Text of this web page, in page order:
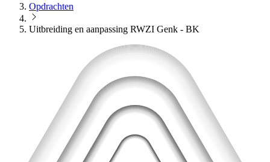
Opdrachten
Uitbreiding en aanpassing RWZI Genk - BK